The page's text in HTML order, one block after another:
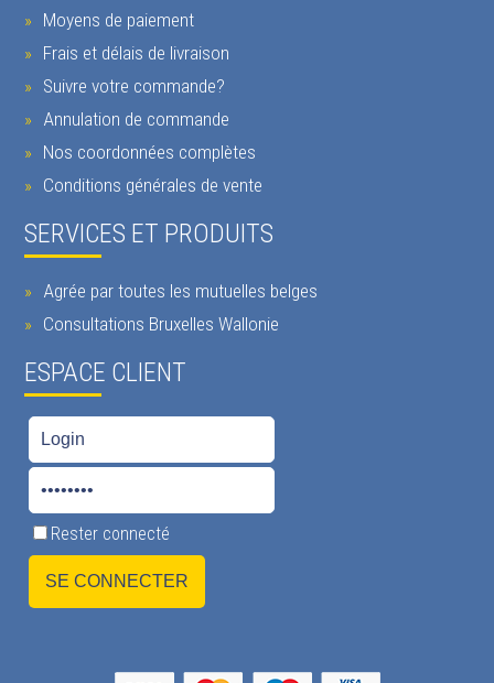
Moyens de paiement
Frais et délais de livraison
Suivre votre commande?
Annulation de commande
Nos coordonnées complètes
Conditions générales de vente
SERVICES ET PRODUITS
Agrée par toutes les mutuelles belges
Consultations Bruxelles Wallonie
ESPACE CLIENT
Rester connecté